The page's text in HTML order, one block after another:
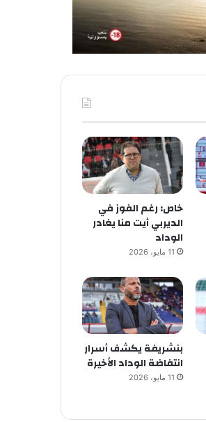
خاص: رغم الفوز في
الديربي أيت منا يغادر
الوداد
11 مايو، 2026
بنشريفة يكشف أسرار
انتفاضة الوداد الأخيرة
11 مايو، 2026